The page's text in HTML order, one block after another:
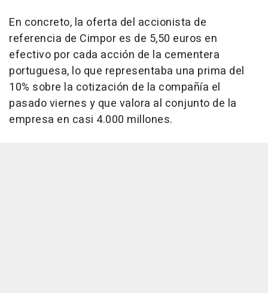
En concreto, la oferta del accionista de
referencia de Cimpor es de 5,50 euros en
efectivo por cada acción de la cementera
portuguesa, lo que representaba una prima del
10% sobre la cotización de la compañía el
pasado viernes y que valora al conjunto de la
empresa en casi 4.000 millones.